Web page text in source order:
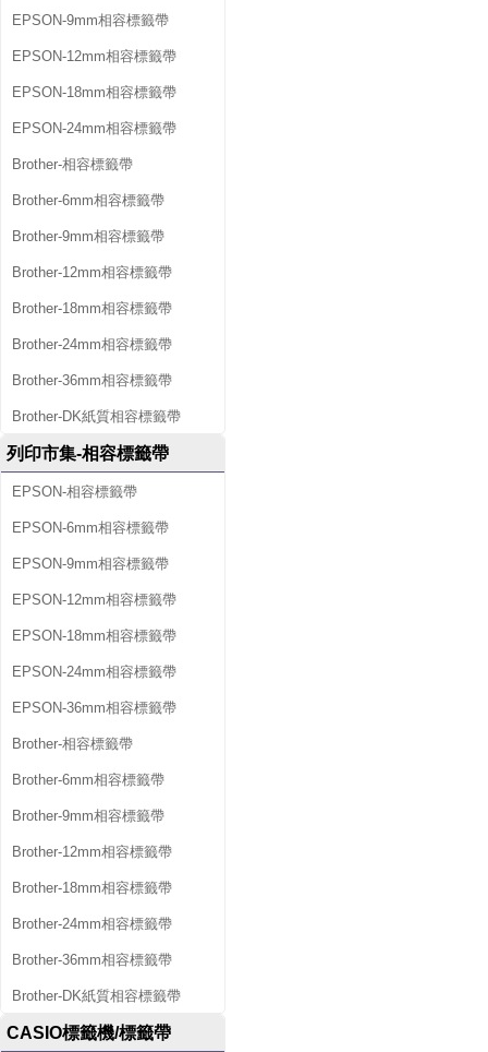
EPSON-9mm相容標籤帶
EPSON-12mm相容標籤帶
EPSON-18mm相容標籤帶
EPSON-24mm相容標籤帶
Brother-相容標籤帶
Brother-6mm相容標籤帶
Brother-9mm相容標籤帶
Brother-12mm相容標籤帶
Brother-18mm相容標籤帶
Brother-24mm相容標籤帶
Brother-36mm相容標籤帶
Brother-DK紙質相容標籤帶
列印市集-相容標籤帶
EPSON-相容標籤帶
EPSON-6mm相容標籤帶
EPSON-9mm相容標籤帶
EPSON-12mm相容標籤帶
EPSON-18mm相容標籤帶
EPSON-24mm相容標籤帶
EPSON-36mm相容標籤帶
Brother-相容標籤帶
Brother-6mm相容標籤帶
Brother-9mm相容標籤帶
Brother-12mm相容標籤帶
Brother-18mm相容標籤帶
Brother-24mm相容標籤帶
Brother-36mm相容標籤帶
Brother-DK紙質相容標籤帶
CASIO標籤機/標籤帶